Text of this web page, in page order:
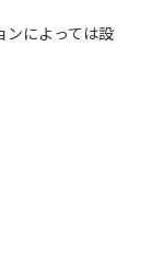
ンによっては設